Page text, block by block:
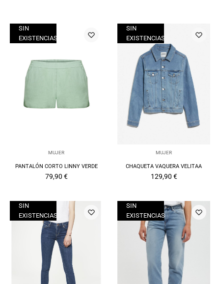
SIN
EXISTENCIAS
MUJER
PANTALÓN CORTO LINNY VERDE
79,90 €
SIN
EXISTENCIAS
MUJER
CHAQUETA VAQUERA VELITAA
129,90 €
SIN
EXISTENCIAS
SIN
EXISTENCIAS